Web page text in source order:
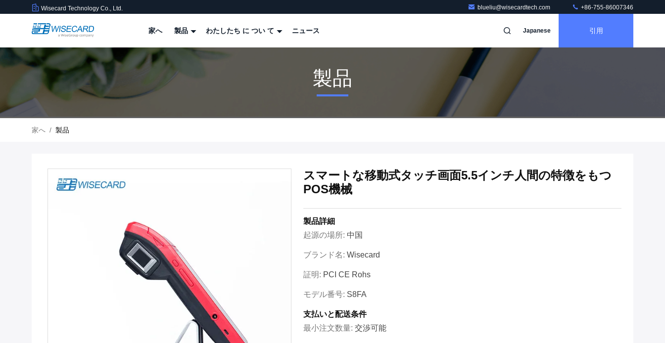
Wisecard Technology Co., Ltd. blueliu@wisecardtech.com +86-755-86007346
家へ 製品 わたしたち に つい て ニュース Japanese 引用
製品
家へ / 製品
スマートな移動式タッチ画面5.5インチ人間の特徴をもつ
POS機械
製品詳細
起源の場所: 中国
ブランド名: Wisecard
証明: PCI CE Rohs
モデル番号: S8FA
支払いと配送条件
最小注文数量: 交渉可能